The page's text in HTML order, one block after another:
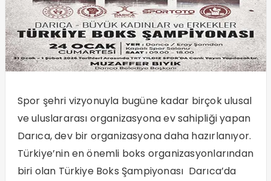
Spor şehri vizyonuyla bugüne kadar birçok ulusal
ve uluslararası organizasyona ev sahipliği yapan
Darıca, dev bir organizasyona daha hazırlanıyor.
Türkiye’nin en önemli boks organizasyonlarından
biri olan Türkiye Boks Şampiyonası Darıca’da